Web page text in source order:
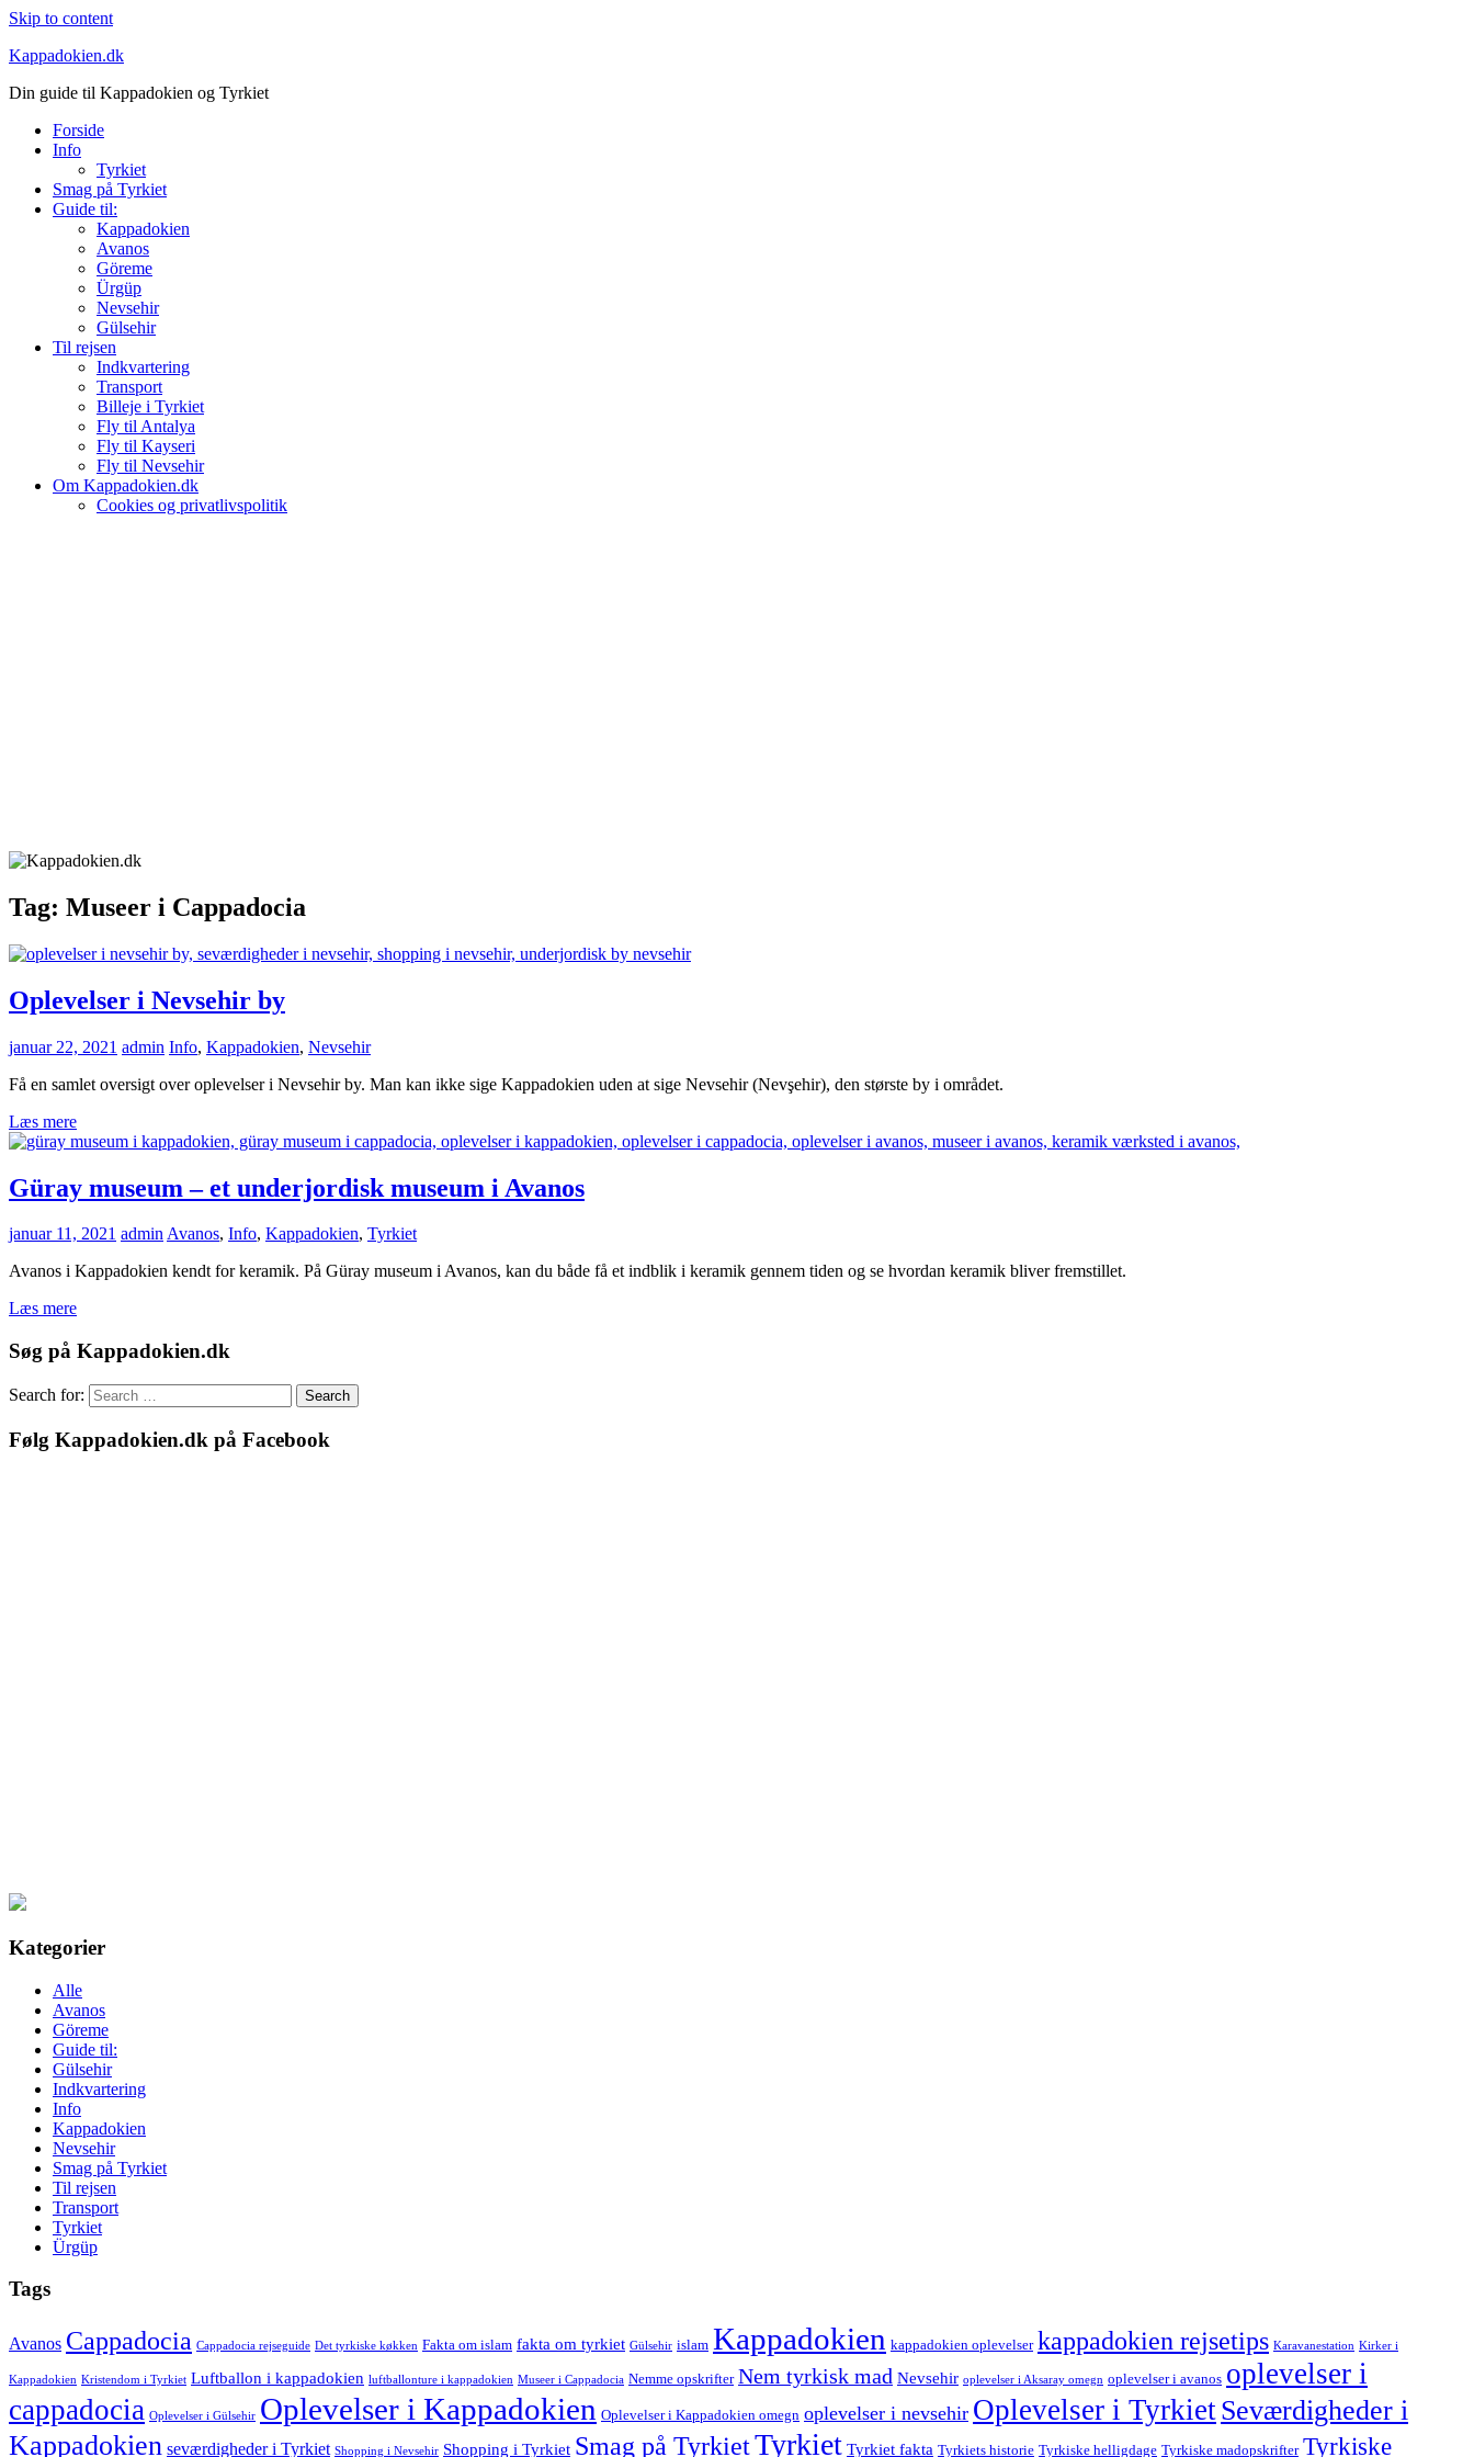
Skip to content
Kappadokien.dk
Din guide til Kappadokien og Tyrkiet
Forside
Info
Tyrkiet
Smag på Tyrkiet
Guide til:
Kappadokien
Avanos
Göreme
Ürgüp
Nevsehir
Gülsehir
Til rejsen
Indkvartering
Transport
Billeje i Tyrkiet
Fly til Antalya
Fly til Kayseri
Fly til Nevsehir
Om Kappadokien.dk
Cookies og privatlivspolitik
Tag: Museer i Cappadocia
Oplevelser i Nevsehir by
januar 22, 2021 admin Info, Kappadokien, Nevsehir
Få en samlet oversigt over oplevelser i Nevsehir by. Man kan ikke sige Kappadokien uden at sige Nevsehir (Nevşehir), den største by i området.
Læs mere
Güray museum – et underjordisk museum i Avanos
januar 11, 2021 adminAvanos, Info, Kappadokien, Tyrkiet
Avanos i Kappadokien kendt for keramik. På Güray museum i Avanos, kan du både få et indblik i keramik gennem tiden og se hvordan keramik bliver fremstillet.
Læs mere
Søg på Kappadokien.dk
Search for: Search
Følg Kappadokien.dk på Facebook
Kategorier
Alle
Avanos
Göreme
Guide til:
Gülsehir
Indkvartering
Info
Kappadokien
Nevsehir
Smag på Tyrkiet
Til rejsen
Transport
Tyrkiet
Ürgüp
Tags
Avanos Cappadocia Cappadocia rejseguide Det tyrkiske køkken Fakta om islam fakta om tyrkiet Gülsehir islam Kappadokien kappadokien oplevelser kappadokien rejsetips Karavanestation Kirker i
Kappadokien Kristendom i Tyrkiet Luftballon i kappadokien luftballonture i kappadokien Museer i Cappadocia Nemme opskrifter Nem tyrkisk mad Nevsehir oplevelser i Aksaray omegn oplevelser i avanos oplevelser i
cappadocia Oplevelser i Gülsehir Oplevelser i Kappadokien Oplevelser i Kappadokien omegn oplevelser i nevsehir Oplevelser i TyrkietSeværdigheder i
Kappadokien seværdigheder i Tyrkiet Shopping i Nevsehir Shopping i Tyrkiet Smag på TyrkietTyrkiet Tyrkiet fakta Tyrkiets historie Tyrkiske helligdage Tyrkiske madopskrifter Tyrkiske